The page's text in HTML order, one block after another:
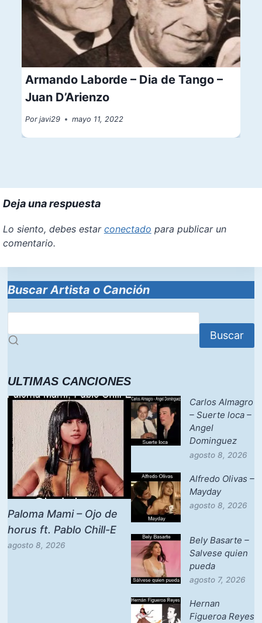
Armando Laborde – Dia de Tango –
Juan D’Arienzo
Por javi29 mayo 11, 2022
Deja una respuesta
Lo siento, debes estar conectado para publicar un
comentario.
Buscar Artista o Canción
Buscar
ULTIMAS CANCIONES
Paloma Mami – Ojo de
horus ft. Pablo Chill-E
agosto 8, 2026
Carlos Almagro
– Suerte loca –
Angel
Dominguez
agosto 8, 2026
Alfredo Olivas –
Mayday
agosto 8, 2026
Bely Basarte –
Salvese quien
pueda
agosto 7, 2026
Hernan
Figueroa Reyes